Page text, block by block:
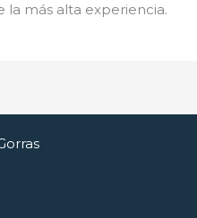
la más alta experiencia.